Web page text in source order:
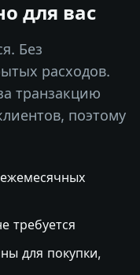
для вас
Без
расходов.
транзакцию
поэтому
требуется
для покупки,